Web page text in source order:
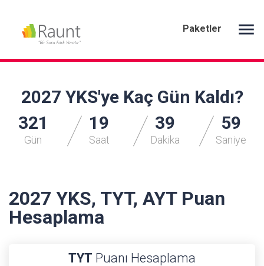
menu
Paketler
2027 YKS'ye Kaç Gün Kaldı?
321
Gün
19
Saat
39
Dakika
58
Saniye
2027 YKS, TYT, AYT Puan
Hesaplama
TYT Puanı Hesaplama